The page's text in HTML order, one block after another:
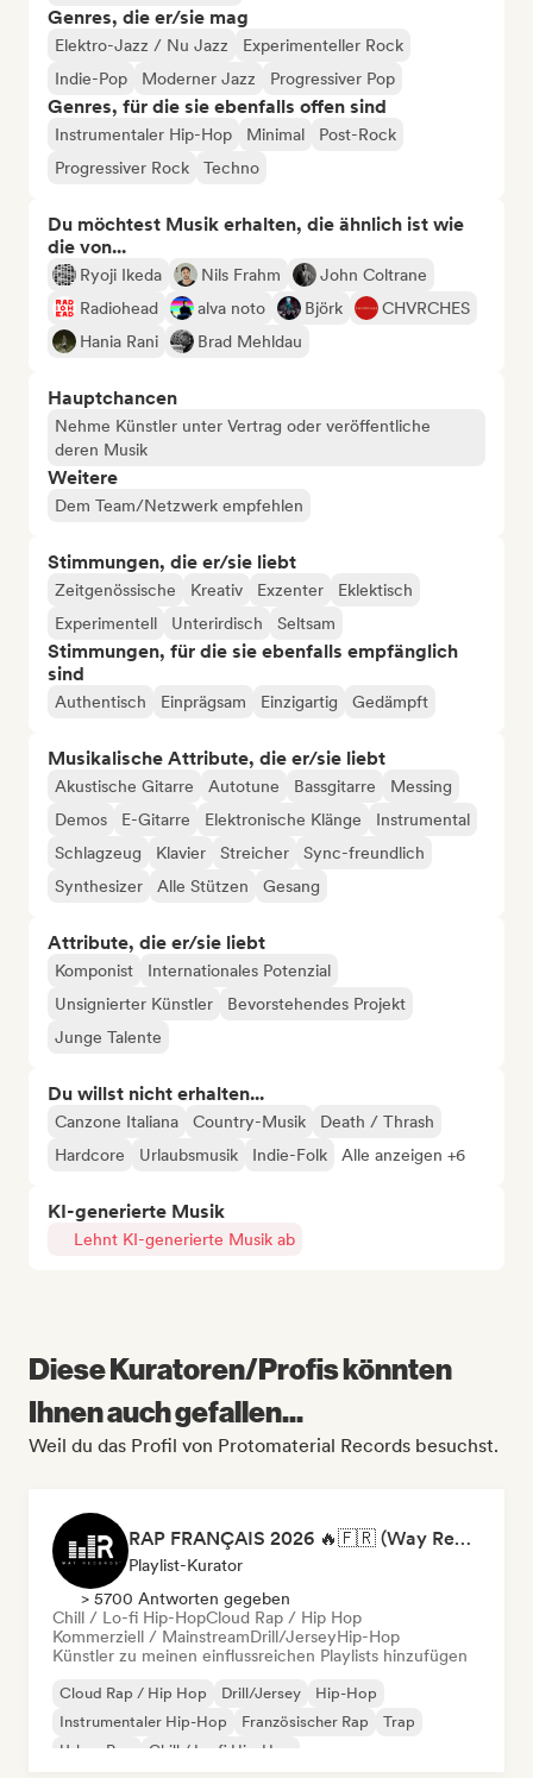
Genres, die er/sie mag
Elektro-Jazz / Nu Jazz
Experimenteller Rock
Indie-Pop
Moderner Jazz Progressiver Pop
Genres, für die sie ebenfalls offen sind
Instrumentaler Hip-Hop Minimal
Post-Rock
Progressiver Rock
Techno
Du möchtest Musik erhalten, die ähnlich ist wie
die von...
Ryoji Ikeda Nils Frahm
John Coltrane
Radiohead
alva noto Björk
CHVRCHES
Hania Rani
Brad Mehldau
Hauptchancen
Nehme Künstler unter Vertrag oder veröffentliche
deren Musik
Weitere
Dem Team/Netzwerk empfehlen
Stimmungen, die er/sie liebt
Zeitgenössische Kreativ Exzenter
Eklektisch
Experimentell
Unterirdisch Seltsam
Stimmungen, für die sie ebenfalls empfänglich
sind
Authentisch Einprägsam Einzigartig Gedämpft
Musikalische Attribute, die er/sie liebt
Akustische Gitarre Autotune Bassgitarre
Messing
Demos
E-Gitarre Elektronische Klänge
Instrumental
Schlagzeug
Klavier Streicher
Sync-freundlich
Synthesizer
Alle Stützen Gesang
Attribute, die er/sie liebt
Komponist
Internationales Potenzial
Unsignierter Künstler
Bevorstehendes Projekt
Junge Talente
Du willst nicht erhalten...
Canzone Italiana Country-Musik
Death / Thrash
Hardcore
Urlaubsmusik Indie-Folk Alle anzeigen +6
KI-generierte Musik
Lehnt KI-generierte Musik ab
Diese Kuratoren/Profis könnten
Ihnen auch gefallen...
Weil du das Profil von Protomaterial Records besuchst.
RAP FRANÇAIS 2026 🔥🇫🇷 (Way Records)
Playlist-Kurator
> 5700 Antworten gegeben
Chill / Lo-fi Hip-HopCloud Rap / Hip Hop
Kommerziell / MainstreamDrill/JerseyHip-Hop
Künstler zu meinen einflussreichen Playlists hinzufügen
Cloud Rap / Hip Hop Drill/Jersey
Hip-Hop
Instrumentaler Hip-Hop
Französischer Rap
Trap
Urban Pop
Chill / Lo-fi Hip-Hop